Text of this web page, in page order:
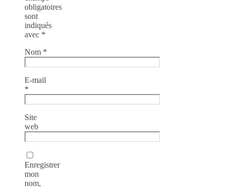
obligatoires
sont
indiqués
avec *
Nom *
E-mail
*
Site
web
Enregistrer
mon
nom,